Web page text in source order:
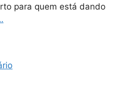
para quem está dando